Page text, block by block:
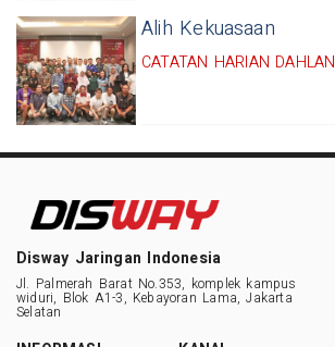
Alih Kekuasaan
CATATAN HARIAN DAHLAN
Disway Jaringan Indonesia
Jl. Palmerah Barat No.353, komplek kampus
widuri, Blok A1-3, Kebayoran Lama, Jakarta
Selatan